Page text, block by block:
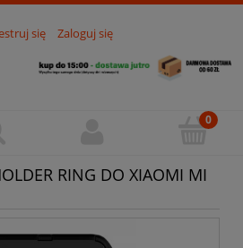
się Zaloguj się
RING DO XIAOMI MI